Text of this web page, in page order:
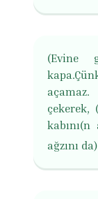
(Evine
çekerek,
ağzını